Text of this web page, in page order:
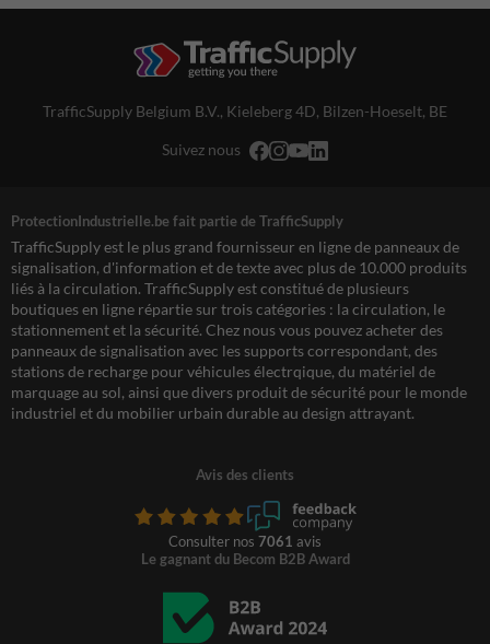
TrafficSupply Belgium B.V., Kieleberg 4D, Bilzen-Hoeselt, BE
Suivez nous
ProtectionIndustrielle.be fait partie de TrafficSupply
TrafficSupply est le plus grand fournisseur en ligne de panneaux de
signalisation, d'information et de texte avec plus de 10.000 produits
liés à la circulation. TrafficSupply est constitué de plusieurs
boutiques en ligne répartie sur trois catégories : la circulation, le
stationnement et la sécurité. Chez nous vous pouvez acheter des
panneaux de signalisation avec les supports correspondant, des
stations de recharge pour véhicules électrqique, du matériel de
marquage au sol, ainsi que divers produit de sécurité pour le monde
industriel et du mobilier urbain durable au design attrayant.
Avis des clients
Consulter nos 7061 avis
Le gagnant du Becom B2B Award